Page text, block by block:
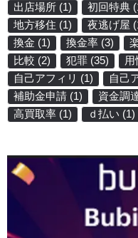
出店場所 (1) 初回特典
地方移住 (1) 夜逃げ屋
換金 (1) 換金率 (3)
比較 (2) 犯罪 (35) 用
自己アフィリ (1) 自己
補助金申請 (1) 資金調
高買取率 (1) ｄ払い (1)